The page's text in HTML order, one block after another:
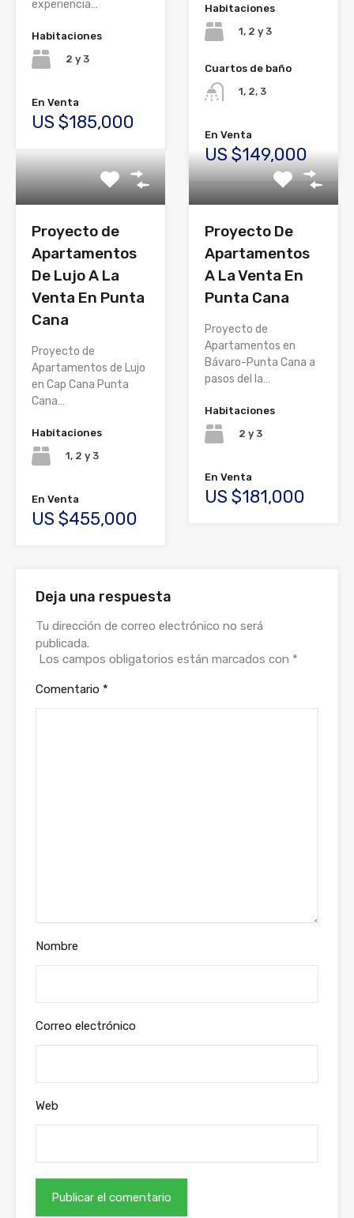
experiencia…
Habitaciones
2 y 3
En Venta
US $185,000
Habitaciones
1, 2 y 3
Cuartos de baño
1, 2, 3
En Venta
US $149,000
Proyecto de
Apartamentos
De Lujo A La
Venta En Punta
Cana
Proyecto de
Apartamentos de Lujo
en Cap Cana Punta
Cana…
Habitaciones
1, 2 y 3
En Venta
US $455,000
Proyecto De
Apartamentos
A La Venta En
Punta Cana
Proyecto de
Apartamentos en
Bávaro-Punta Cana a
pasos del la…
Habitaciones
2 y 3
En Venta
US $181,000
Deja una respuesta
Tu dirección de correo electrónico no será
publicada.
Los campos obligatorios están marcados con *
Comentario *
Nombre
Correo electrónico
Web